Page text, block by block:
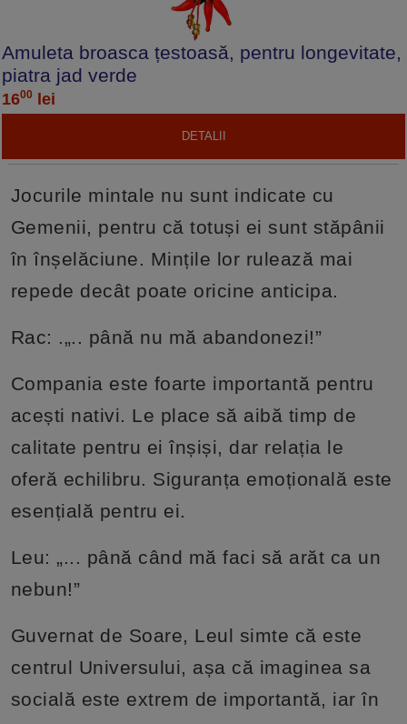
Amuleta broasca țestoasă, pentru longevitate,
piatra jad verde
1600 lei
DETALII
Jocurile mintale nu sunt indicate cu
Gemenii, pentru că totuși ei sunt stăpânii
în înșelăciune. Mințile lor rulează mai
repede decât poate oricine anticipa.
Rac: .„.. până nu mă abandonezi!”
Compania este foarte importantă pentru
acești nativi. Le place să aibă timp de
calitate pentru ei înșiși, dar relația le
oferă echilibru. Siguranța emoțională este
esențială pentru ei.
Leu: „... până când mă faci să arăt ca un
nebun!”
Guvernat de Soare, Leul simte că este
centrul Universului, așa că imaginea sa
socială este extrem de importantă, iar în